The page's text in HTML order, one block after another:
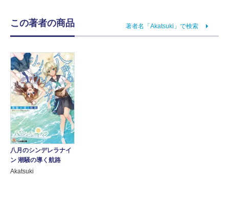
この著者の商品 著者名「Akatsuki」で検索
八月のシンデレラナイ
ン 潮騒の導く航路
Akatsuki